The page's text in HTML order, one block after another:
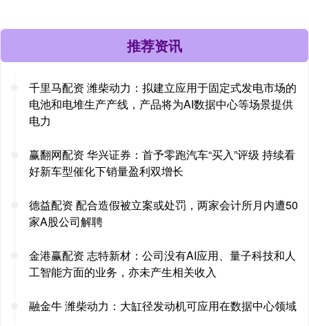
推荐资讯
千里马配资 潍柴动力：拟建立应用于固定式发电市场的
电池和电堆生产产线，产品将为AI数据中心等场景提供
电力
赢翻网配资 华兴证券：首予零跑汽车“买入”评级 持续看
好新车型催化下销量盈利双增长
德益配资 配合造假被立案或处罚，两家会计所月内遭50
家A股公司解聘
金港赢配资 志特新材：公司没有AI应用、量子科技和人
工智能方面的业务，亦未产生相关收入
融金牛 潍柴动力：大缸径发动机可应用在数据中心领域